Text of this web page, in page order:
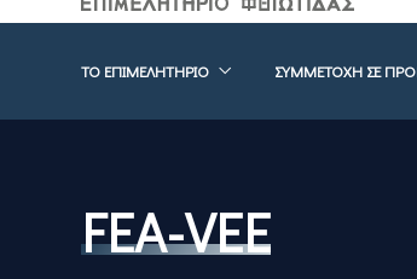
ΤΟ ΕΠΙΜΕΛΗΤΉΡΙΟ ΣΥΜΜΕΤΟΧΉ ΣΕ
FEA-VEE